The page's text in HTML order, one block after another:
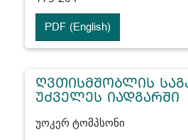
PDF (English)
ᲦᲕᲗᲘᲡᲛᲨᲝᲑᲚᲘᲡ
ᲣᲫᲕᲔᲚᲔᲡ ᲘᲐᲓᲒᲐᲠᲨᲘ
უოკერ ტომპსონი